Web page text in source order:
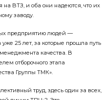
на ВТЗ, и оба они надеются, что их
заводу.
предприятию людей —
25 лет, за которые прошла путь
качества. В
отборочного этапа
Группы ТМК».
труд, здесь один за всех,